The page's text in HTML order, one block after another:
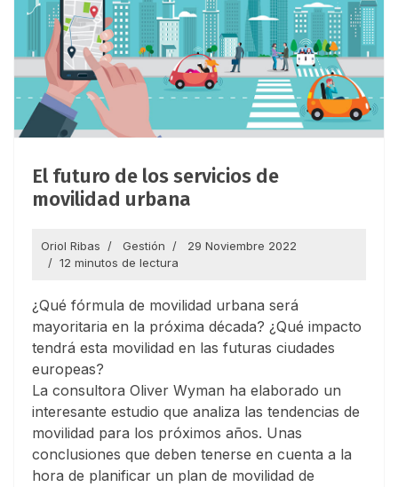
El futuro de los servicios de
movilidad urbana
Oriol Ribas Gestión
29 Noviembre 2022
12 minutos de lectura
¿Qué fórmula de movilidad urbana será
mayoritaria en la próxima década? ¿Qué impacto
tendrá esta movilidad en las futuras ciudades
europeas?
La consultora Oliver Wyman ha elaborado un
interesante estudio que analiza las tendencias de
movilidad para los próximos años. Unas
conclusiones que deben tenerse en cuenta a la
hora de planificar un plan de movilidad de